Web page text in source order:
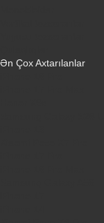
Ən Çox Axtarılanlar